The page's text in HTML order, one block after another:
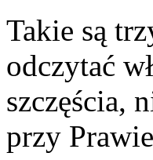
Takie są
odczytać
szczęścia,
przy